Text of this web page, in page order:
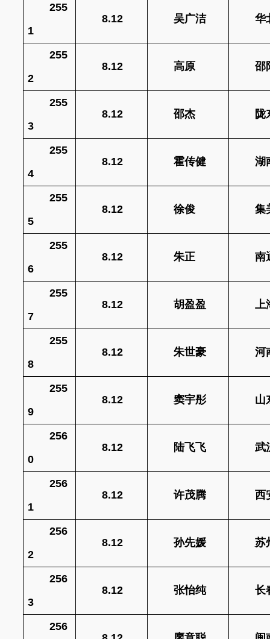
255
1
8.12 吴广洁 华
255
2
8.12 高原 邵
255
3
8.12 邵杰 陇
255
4
8.12 霍传健 湖
255
5
8.12 徐俊 集
255
6
8.12 朱正 南
255
7
8.12 胡盈盈
255
8
8.12 朱世豪 河
255
9
8.12 窦宇彤 山
256
0
8.12 陆飞飞 武
256
1
8.12 许茂腾 西
256
2
8.12 孙先媛 苏
256
3
8.12 张怡纯 长
256